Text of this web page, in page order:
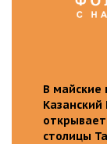
В майские
столицы